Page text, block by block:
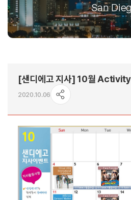
San
[샌디에고 지사] 10월
2020.10.06